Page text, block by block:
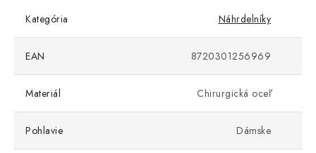
Kategória Náhrdelníky
EAN 8720301256969
Materiál Chirurgická oceľ
Pohlavie Dámske